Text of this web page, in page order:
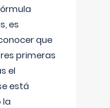
es
que
primeras
el
está
la